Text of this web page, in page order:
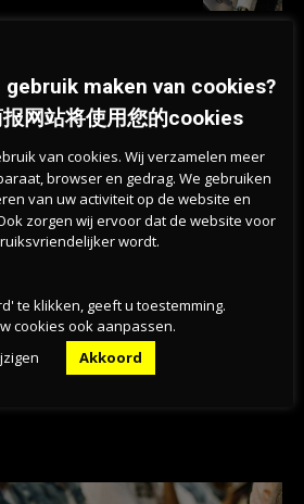
调查
ASML前CEO报告建议荷兰成立国
家投资银行，投资超1500亿欧元
gebruik maken van cookies?
网站将使用您的cookies
van cookies. Wij verzamelen meer
browser en gedrag. We gebruiken
van uw activiteit op de website en
zorgen wij ervoor dat de website voor
wordt.
te klikken, geeft u toestemming.
cookies ook aanpassen.
Akkoord